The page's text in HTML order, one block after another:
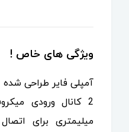
ویژگی های خاص !
میلیمتری برای